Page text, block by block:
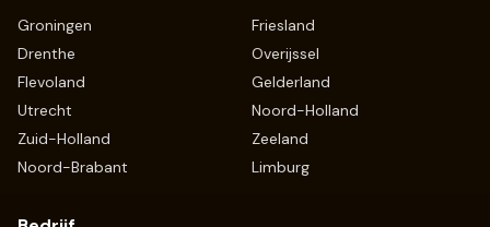
Groningen
Friesland
Drenthe
Overijssel
Flevoland
Gelderland
Utrecht
Noord-Holland
Zuid-Holland
Zeeland
Noord-Brabant
Limburg